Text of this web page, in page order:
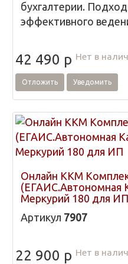
бухгалтерии.
эффективного
42 490 p Нет в
Отложить Уведомить
Онлайн ККМ
(ЕГАИС.Автономная
Меркурий 180 для ИП
Артикул 7907
22 900 p Нет в